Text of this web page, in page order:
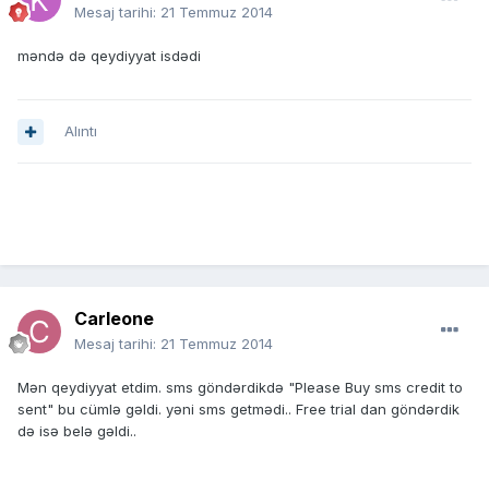
Mesaj tarihi: 21 Temmuz 2014
məndə də qeydiyyat isdədi
Alıntı
Carleone
Mesaj tarihi: 21 Temmuz 2014
Mən qeydiyyat etdim. sms göndərdikdə "Please Buy sms credit to
sent" bu cümlə gəldi. yəni sms getmədi.. Free trial dan göndərdik
də isə belə gəldi..